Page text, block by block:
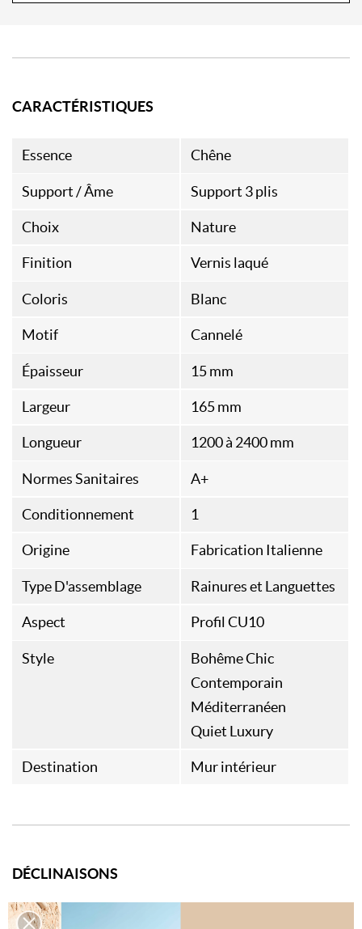
CARACTÉRISTIQUES
Essence Chêne
Support / Âme Support 3 plis
Choix Nature
Finition Vernis laqué
Coloris Blanc
Motif Cannelé
Épaisseur 15 mm
Largeur 165 mm
Longueur 1200 à 2400 mm
Normes Sanitaires A+
Conditionnement 1
Origine Fabrication Italienne
Type D'assemblage Rainures et Languettes
Aspect Profil CU10
Style
Bohême Chic
Contemporain
Méditerranéen
Quiet Luxury
Destination Mur intérieur
DÉCLINAISONS